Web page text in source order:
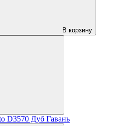
В корзину